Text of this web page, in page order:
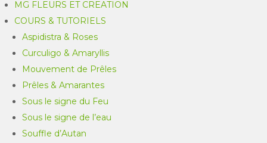
MG FLEURS ET CREATION
COURS & TUTORIELS
Aspidistra & Roses
Curculigo & Amaryllis
Mouvement de Prêles
Prêles & Amarantes
Sous le signe du Feu
Sous le signe de l’eau
Souffle d’Autan